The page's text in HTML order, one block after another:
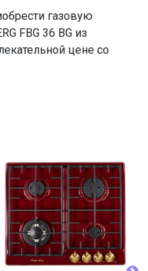
газовую
FBG 36 BG из
цене со